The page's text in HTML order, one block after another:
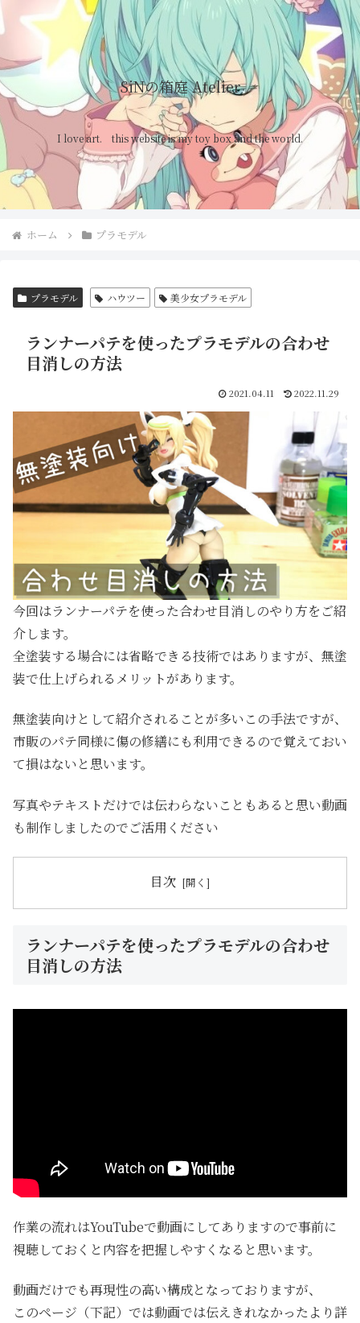
SiNの箱庭 Atelier
I love art. this website is my toy box and the world.
ホーム プラモデル
プラモデル ハウツー 美少女プラモデル
ランナーパテを使ったプラモデルの合わせ
目消しの方法
2021.04.11 2022.11.29
今回はランナーパテを使った合わせ目消しのやり方をご紹
介します。
全塗装する場合には省略できる技術ではありますが、無塗
装で仕上げられるメリットがあります。
無塗装向けとして紹介されることが多いこの手法ですが、
市販のパテ同様に傷の修繕にも利用できるので覚えておい
て損はないと思います。
写真やテキストだけでは伝わらないこともあると思い動画
も制作しましたのでご活用ください
目次
ランナーパテを使ったプラモデルの合わせ
目消しの方法
作業の流れはYouTubeで動画にしてありますので事前に
視聴しておくと内容を把握しやすくなると思います。
動画だけでも再現性の高い構成となっておりますが、
このページ（下記）では動画では伝えきれなかったより詳